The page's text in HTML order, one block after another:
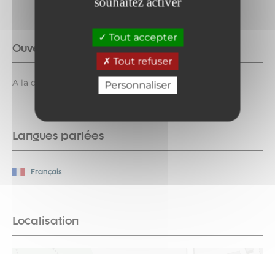
Tout accepter
Tout refuser
Personnaliser
Ouverture complémentaire
A la demande
Langues parlées
Français
Localisation